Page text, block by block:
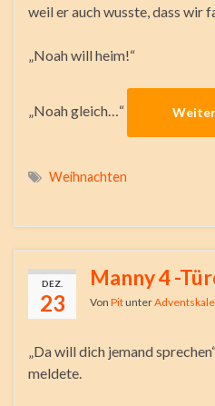
weil er auch wusste, dass wir
„Noah will heim!“
„Noah gleich…“
Weihnachten
DEZ.
23
Manny 4 -
Von Pitunter
„Da will dich jemand
meldete.